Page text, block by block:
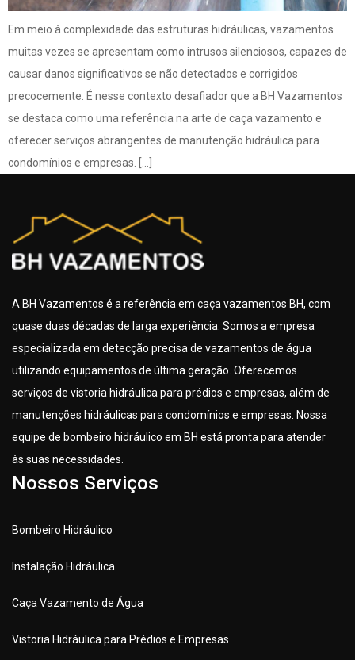
Em meio à complexidade das estruturas hidráulicas, vazamentos
muitas vezes se apresentam como intrusos silenciosos, capazes de
causar danos significativos se não detectados e corrigidos
precocemente. É nesse contexto desafiador que a BH Vazamentos
se destaca como uma referência na arte de caça vazamento e
oferecer serviços abrangentes de manutenção hidráulica para
condomínios e empresas. […]
A BH Vazamentos é a referência em caça vazamentos BH, com
quase duas décadas de larga experiência. Somos a empresa
especializada em detecção precisa de vazamentos de água
utilizando equipamentos de última geração. Oferecemos
serviços de vistoria hidráulica para prédios e empresas, além de
manutenções hidráulicas para condomínios e empresas. Nossa
equipe de bombeiro hidráulico em BH está pronta para atender
às suas necessidades.
Nossos Serviços
Bombeiro Hidráulico
Instalação Hidráulica
Caça Vazamento de Água
Vistoria Hidráulica para Prédios e Empresas